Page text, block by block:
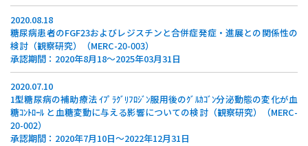
2020.08.18
糖尿病患者のFGF23およびレジスチンと合併症発症・進展との関係性の
検討（観察研究）（MERC-20-003）
承認期間：2020年8月18～2025年03月31日
2020.07.10
1型糖尿病の補助療法 ｲﾌﾟﾗｸﾞﾘﾌﾛｼﾞﾝ服用後のｸﾞﾙｶｺﾞﾝ分泌動態の変化が血
糖ｺﾝﾄﾛｰﾙ と血糖変動に与える影響についての検討（観察研究）（MERC-
20-002）
承認期間：2020年7月10日～2022年12月31日